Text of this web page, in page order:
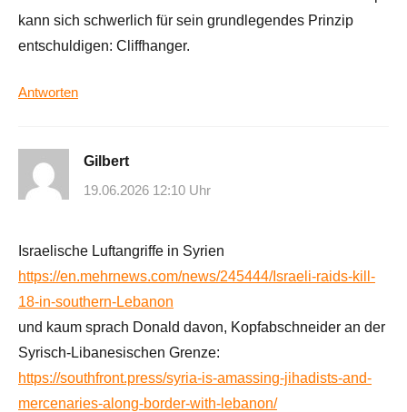
kann sich schwerlich für sein grundlegendes Prinzip
entschuldigen: Cliffhanger.
Antworten
Gilbert
19.06.2026 12:10 Uhr
Israelische Luftangriffe in Syrien
https://en.mehrnews.com/news/245444/Israeli-raids-kill-
18-in-southern-Lebanon
und kaum sprach Donald davon, Kopfabschneider an der
Syrisch-Libanesischen Grenze:
https://southfront.press/syria-is-amassing-jihadists-and-
mercenaries-along-border-with-lebanon/